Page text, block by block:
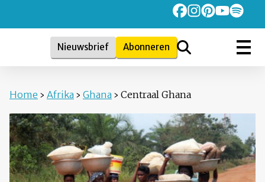
Nieuwsbrief Abonneren
Home › Afrika › Ghana › Centraal Ghana